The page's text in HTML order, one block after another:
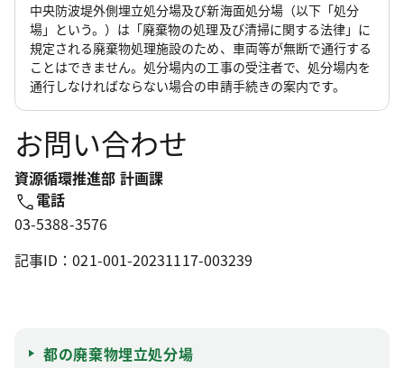
中央防波堤外側埋立処分場及び新海面処分場（以下「処分
場」という。）は「廃棄物の処理及び清掃に関する法律」に
規定される廃棄物処理施設のため、車両等が無断で通行する
ことはできません。処分場内の工事の受注者で、処分場内を
通行しなければならない場合の申請手続きの案内です。
お問い合わせ
資源循環推進部 計画課
電話
03-5388-3576
記事ID：021-001-20231117-003239
都の廃棄物埋立処分場